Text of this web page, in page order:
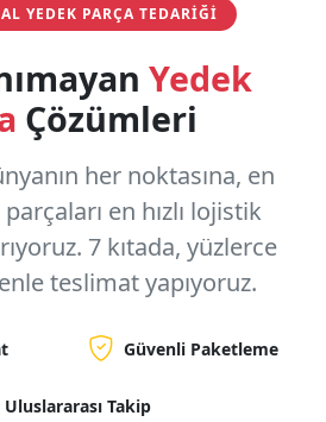
YEDEK PARÇA TEDARIĞI
Yedek
Çözümleri
her noktasına, en
en hızlı lojistik
7 kıtada, yüzlerce
teslimat yapıyoruz.
Güvenli Paketleme
Uluslararası Takip